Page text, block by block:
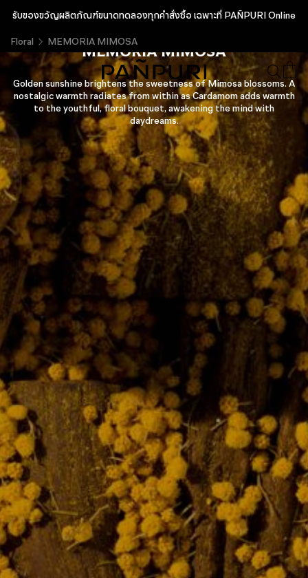
รับของขวัญผลิตภัณฑ์ขนาดทดลองทุกคำสั่งซื้อ เฉพาะที่ PAÑPURI Online
Floral
MEMORIA MIMOSA
MEMORIA MIMOSA
Golden sunshine brightens the sweetness of Mimosa blossoms. A
nostalgic warmth radiates from within as Cardamom adds warmth
to the youthful, floral bouquet, awakening the mind with
daydreams.